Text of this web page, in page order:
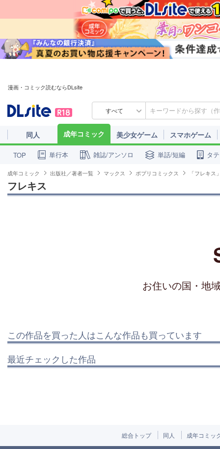
漫画・コミック読むならDLsite
すべて
同人 成年コミック 美少女ゲーム スマホゲーム
TOP 単行本 雑誌/アンソロ 単話/短編 タ
成年コミック 出版社／著者一覧 マックス ポプリコミックス 「フレキス
フレキス
お住いの国・地
この作品を買った人はこんな作品も買っています
最近チェックした作品
総合トップ 同人 成年コミッ